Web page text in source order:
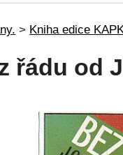
> Kniha edice
řádu od